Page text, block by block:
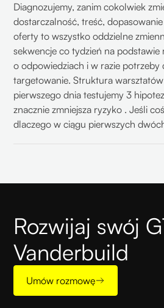
Diagnozujemy, zanim cokolwiek
dostarczalność, treść,
oferty to wszystko oddzielne
sekwencje co tydzień na
o odpowiedziach i w razie potrzeby
targetowanie. Struktura
pierwszego dnia testujemy 3
znacznie zmniejsza ryzyko . Jeśli
dlaczego w ciągu pierwszych
Rozwijaj swój
Vanderbuild
Umów rozmowę